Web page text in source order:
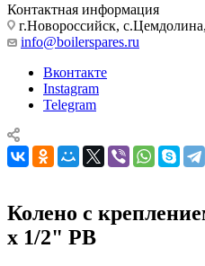
Контактная информация
г.Новороссийск,
info@boilerspares.ru
Вконтакте
Instagram
Telegram
Колено с
х 1/2" РВ